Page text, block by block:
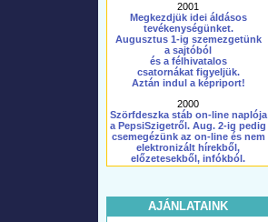
2001
Megkezdjük idei áldásos
tevékenységünket.
Augusztus 1-ig szemezgetünk
a sajtóból
és a félhivatalos
csatornákat figyeljük.
Aztán indul a képriport!
2000
Szörfdeszka stáb on-line naplója
a PepsiSzigetről. Aug. 2-ig pedig
csemegézünk az on-line és nem
elektronizált hírekből,
előzetesekből, infókból.
AJÁNLATAINK